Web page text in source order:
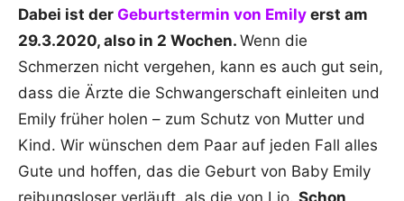
Dabei ist der Geburtstermin von Emily erst am
29.3.2020, also in 2 Wochen. Wenn die
Schmerzen nicht vergehen, kann es auch gut sein,
dass die Ärzte die Schwangerschaft einleiten und
Emily früher holen – zum Schutz von Mutter und
Kind. Wir wünschen dem Paar auf jeden Fall alles
Gute und hoffen, das die Geburt von Baby Emily